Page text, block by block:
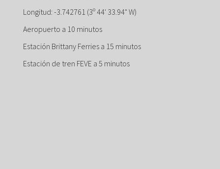
Longitud: -3.742761 (3º 44' 33.94" W)
Aeropuerto a 10 minutos
Estación Brittany Ferries a 15 minutos
Estación de tren FEVE a 5 minutos